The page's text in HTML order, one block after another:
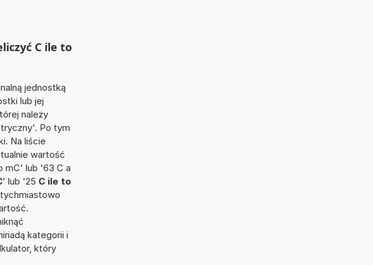
C ile to
jednostką
lub jej
należy
Po tym
Na liście
wartość
mC' lub '63 C a
' lub '25 C ile to
kategorii i
który